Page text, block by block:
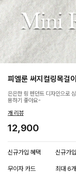
피엘룬 써지컬링목걸이
은은한 링 펜던트 디자인으로
용하기 좋아요-
개 리뷰
12,900
신규가입 혜택 신규가
무이자 카드 최대 6